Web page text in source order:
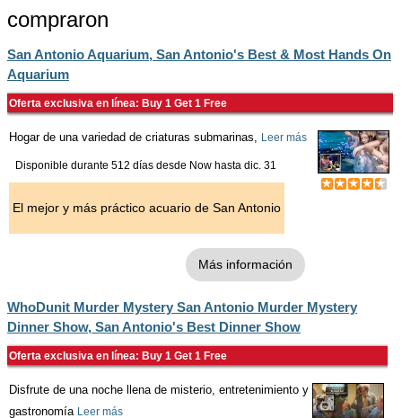
compraron
San Antonio Aquarium, San Antonio's Best & Most Hands On
Aquarium
Oferta exclusiva en línea: Buy 1 Get 1 Free
Hogar de una variedad de criaturas submarinas, Leer más
Disponible durante 512 días desde Now hasta dic. 31
El mejor y más práctico acuario de San Antonio
Más información
WhoDunit Murder Mystery San Antonio Murder Mystery
Dinner Show, San Antonio's Best Dinner Show
Oferta exclusiva en línea: Buy 1 Get 1 Free
Disfrute de una noche llena de misterio, entretenimiento y
gastronomía Leer más